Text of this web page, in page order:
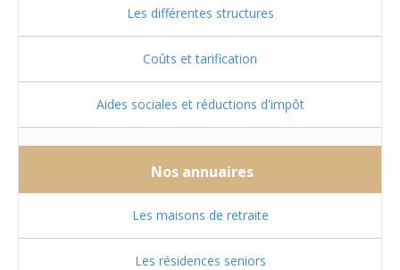
Les différentes structures
Coûts et tarification
Aides sociales et réductions d'impôt
Nos annuaires
Les maisons de retraite
Les résidences seniors